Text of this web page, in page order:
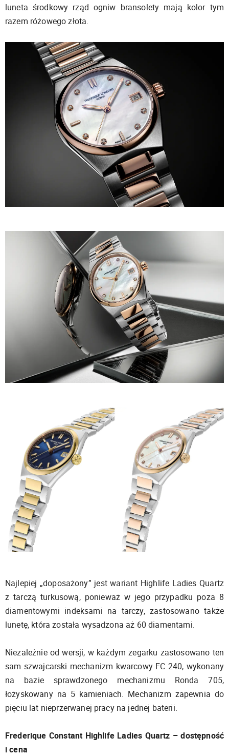
luneta środkowy rząd ogniw bransolety mają kolor tym
razem różowego złota.
Najlepiej „doposażony” jest wariant Highlife Ladies Quartz
z tarczą turkusową, ponieważ w jego przypadku poza 8
diamentowymi indeksami na tarczy, zastosowano także
lunetę, która została wysadzona aż 60 diamentami.
Niezależnie od wersji, w każdym zegarku zastosowano ten
sam szwajcarski mechanizm kwarcowy FC 240, wykonany
na bazie sprawdzonego mechanizmu Ronda 705,
łożyskowany na 5 kamieniach. Mechanizm zapewnia do
pięciu lat nieprzerwanej pracy na jednej baterii.
Frederique Constant Highlife Ladies Quartz – dostępność
i cena